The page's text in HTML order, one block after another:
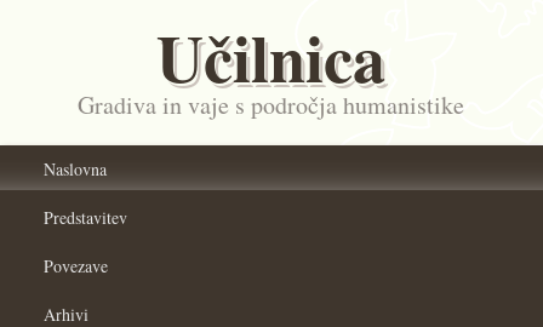
Učilnica
Gradiva in vaje s področja humanistike
Naslovna
Predstavitev
Povezave
Arhivi